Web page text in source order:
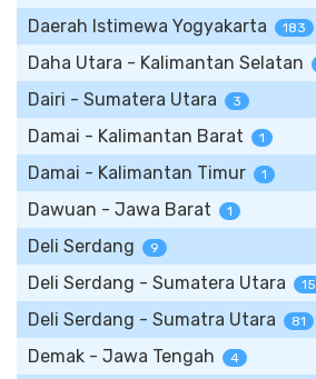
Daerah Istimewa Yogyakarta 183
Daha Utara - Kalimantan Selatan
Dairi - Sumatera Utara 3
Damai - Kalimantan Barat 1
Damai - Kalimantan Timur 1
Dawuan - Jawa Barat 1
Deli Serdang 9
Deli Serdang - Sumatera Utara 15
Deli Serdang - Sumatra Utara 81
Demak - Jawa Tengah 4